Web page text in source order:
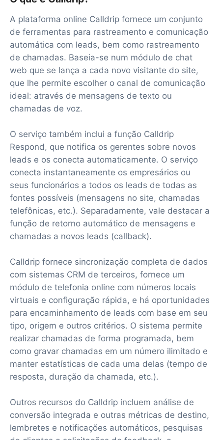
A plataforma online Calldrip fornece um conjunto
de ferramentas para rastreamento e comunicação
automática com leads, bem como rastreamento
de chamadas. Baseia-se num módulo de chat
web que se lança a cada novo visitante do site,
que lhe permite escolher o canal de comunicação
ideal: através de mensagens de texto ou
chamadas de voz.
O serviço também inclui a função Calldrip
Respond, que notifica os gerentes sobre novos
leads e os conecta automaticamente. O serviço
conecta instantaneamente os empresários ou
seus funcionários a todos os leads de todas as
fontes possíveis (mensagens no site, chamadas
telefônicas, etc.). Separadamente, vale destacar a
função de retorno automático de mensagens e
chamadas a novos leads (callback).
Calldrip fornece sincronização completa de dados
com sistemas CRM de terceiros, fornece um
módulo de telefonia online com números locais
virtuais e configuração rápida, e há oportunidades
para encaminhamento de leads com base em seu
tipo, origem e outros critérios. O sistema permite
realizar chamadas de forma programada, bem
como gravar chamadas em um número ilimitado e
manter estatísticas de cada uma delas (tempo de
resposta, duração da chamada, etc.).
Outros recursos do Calldrip incluem análise de
conversão integrada e outras métricas de destino,
lembretes e notificações automáticos, pesquisas